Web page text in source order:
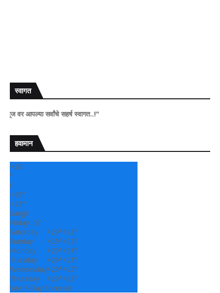
स्वागत
आपल्या सर्वांचे सहर्ष स्वागत..!"
हवामान
+28
°
C
+29°
+23°
Sangli
Friday, 07
Saturday
+29°+22°
Sunday
+29°+22°
Monday
+29°+21°
Tuesday
+29°+21°
Wednesday+29°+22°
Thursday
+29°+22°
See 7-Day Forecast